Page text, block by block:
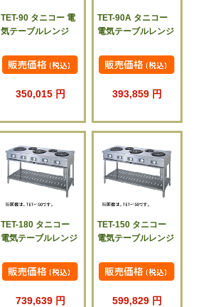
TET-90 タニコー 電
気テーブルレンジ
350,015 円
TET-90A タニコー
電気テーブルレンジ
393,859 円
TET-180 タニコー
電気テーブルレンジ
739,639 円
TET-150 タニコー
電気テーブルレンジ
599,829 円